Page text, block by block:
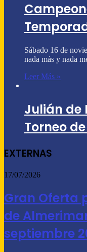
Sábado 16 de
nada más y nada
Leer Más »
Julián de
Torneo
EXTERNAS
17/07/2026
Gran Oferta
de
septiembre